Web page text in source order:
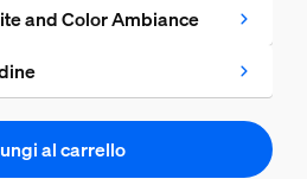
and Color Ambiance
al carrello